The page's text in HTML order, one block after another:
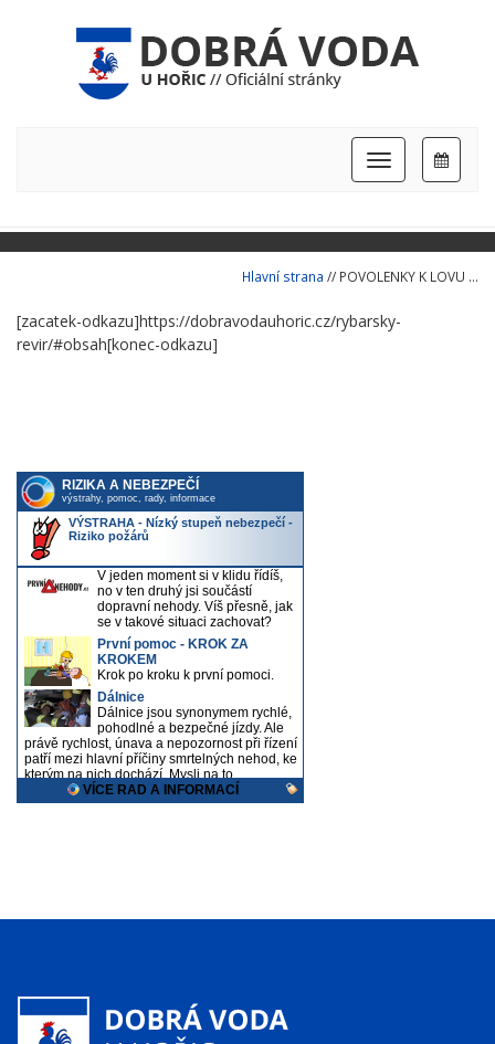
Hlavní
nabídka
Hlavní strana // POVOLENKY K LOVU ...
[zacatek-odkazu]https://dobravodauhoric.cz/rybarsky-
revir/#obsah[konec-odkazu]